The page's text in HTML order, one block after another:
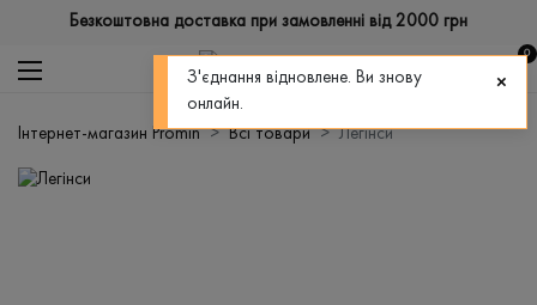
Безкоштовна доставка при замовленні від 2000 грн
0
Інтернет-магазин Promin Всі товари Легінси
З'єднання відновлене. Ви знову
онлайн.